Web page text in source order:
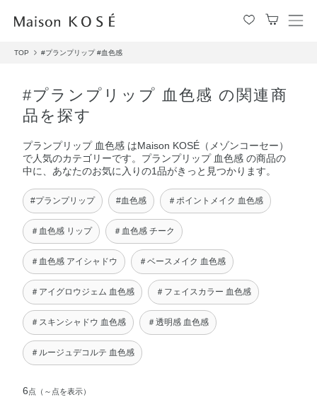
メ
TOP #プランプリップ #血色感
#プランプリップ 血色感 の関連商
品を探す
プランプリップ 血色感 はMaison KOSÉ（メゾンコーセー）
で人気のカテゴリーです。プランプリップ 血色感 の商品の
中に、あなたのお気に入りの1品がきっと見つかります。
#プランプリップ #血色感 ＃ポイントメイク 血色感
＃血色感 リップ ＃血色感 チーク
＃血色感 アイシャドウ ＃ベースメイク 血色感
＃アイグロウジェム 血色感 ＃フェイスカラー 血色感
＃スキンシャドウ 血色感 ＃透明感 血色感
＃ルージュデコルテ 血色感
6点 （～点を表示）